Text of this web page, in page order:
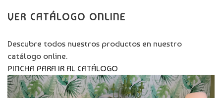
VER CATÁLOGO ONLINE
Descubre todos nuestros productos en nuestro
catálogo online.
PINCHA PARA IR AL CATÁLOGO